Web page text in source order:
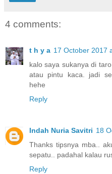
4 comments:
t h y a 17 October 2017
kalo saya sukanya di
atau pintu kaca. jadi
hehe
Reply
Indah Nuria Savitri 18
Thanks tipsnya mba..
sepatu.. padahal kalau
Reply